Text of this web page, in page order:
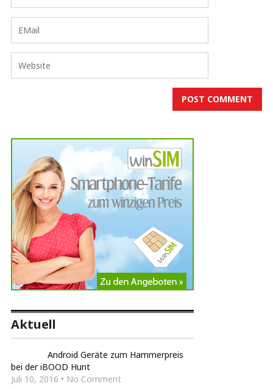
Aktuell
Android Geräte zum Hammerpreis
bei der iBOOD Hunt
Juli 10, 2016 • No Comment